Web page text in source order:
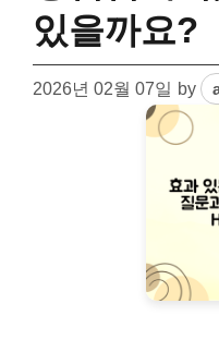
있을까요?
2026년 02월 07일 by